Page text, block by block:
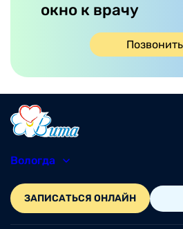
окно к врачу
Позвонить
Вологда
ЗАПИСАТЬСЯ ОНЛАЙН